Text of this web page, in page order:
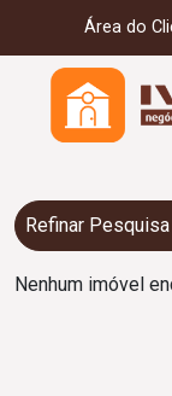
Área do
Refinar Pesquisa
Nenhum imóvel